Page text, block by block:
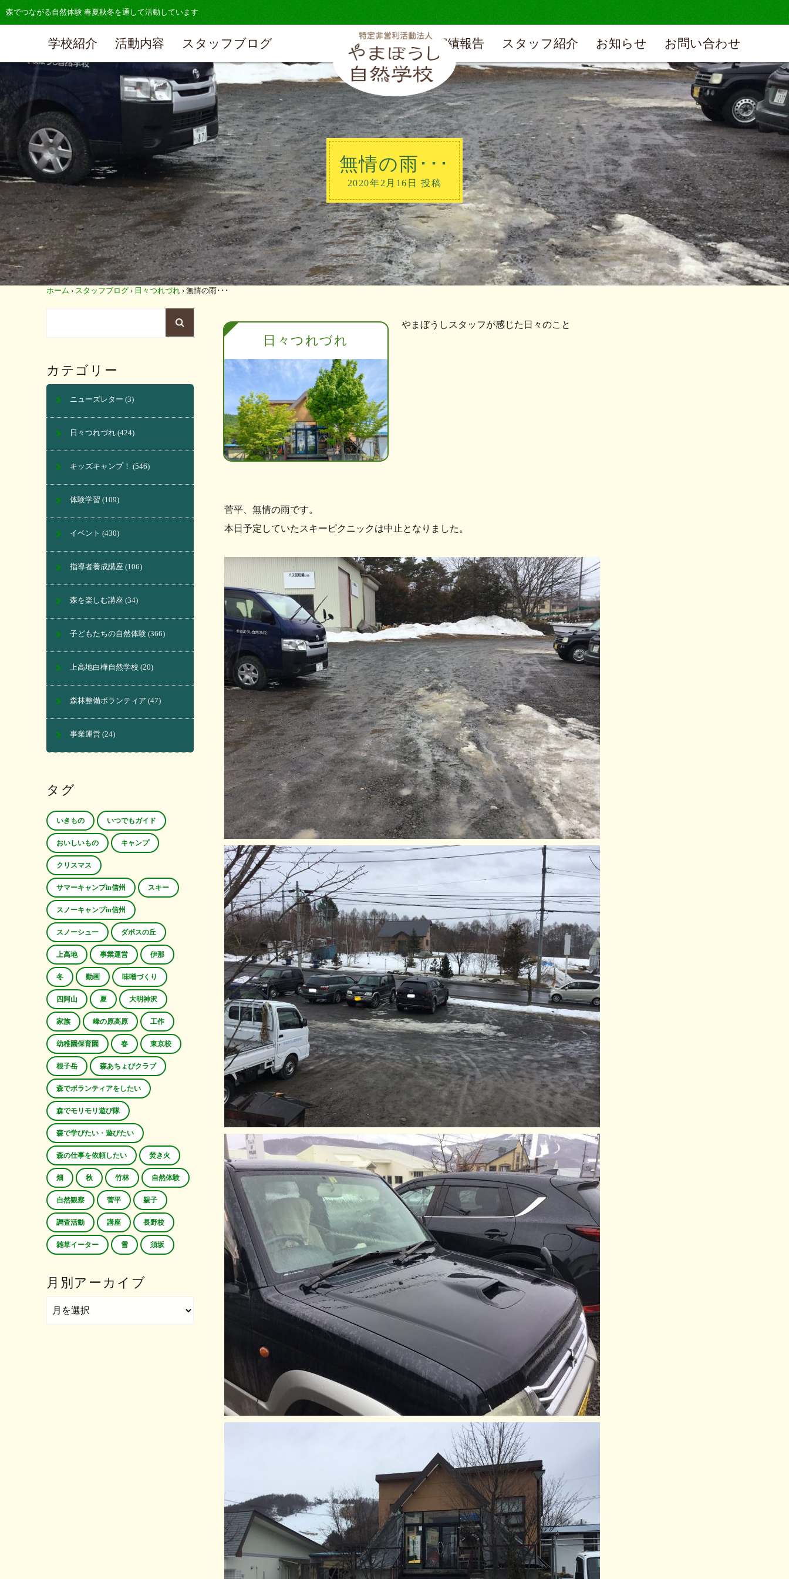
森でつながる自然体験 春夏秋冬を通して活動しています
学校紹介 活動内容 スタッフブログ 実績報告 スタッフ紹介 お知らせ お問い合わせ
無情の雨･･･
2020年2月16日 投稿
ホーム › スタッフブログ › 日々つれづれ › 無情の雨･･･
日々つれづれ
やまぼうしスタッフが感じた日々のこと
菅平、無情の雨です。
本日予定していたスキーピクニックは中止となりました。
カテゴリー
ニューズレター (3)
日々つれづれ (424)
キッズキャンプ！ (546)
体験学習 (109)
イベント (430)
指導者養成講座 (106)
森を楽しむ講座 (34)
子どもたちの自然体験 (366)
上高地白樺自然学校 (20)
森林整備ボランティア (47)
事業運営 (24)
タグ
いきもの いつでもガイド
おいしいもの キャンプ
クリスマス
サマーキャンプin信州 スキー
スノーキャンプin信州
スノーシュー ダボスの丘
上高地 事業運営 伊那
冬 動画 味噌づくり
四阿山 夏 大明神沢
家族 峰の原高原 工作
幼稚園保育園 春 東京校
根子岳 森あちょびクラブ
森でボランティアをしたい
森でモリモリ遊び隊
森で学びたい・遊びたい
森の仕事を依頼したい 焚き火
畑 秋 竹林 自然体験
自然観察 菅平 親子
調査活動 講座 長野校
雑草イーター 雪 須坂
月別アーカイブ